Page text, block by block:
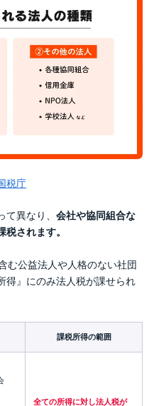
税庁
異なり、 会社や協同組合な
されます。
む公益法人や人格のない社団
得』にのみ法人税が課せられ
課税所得の範囲
全ての所得に対し法人税が